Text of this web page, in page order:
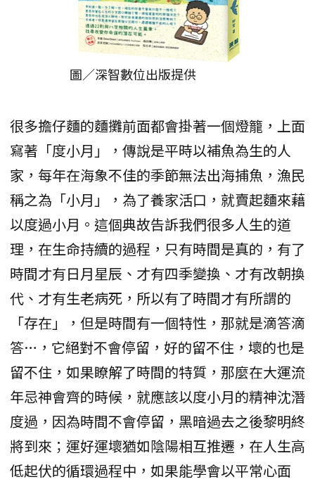
圖／深智數位出版提供
很多擔仔麵的麵攤前面都會掛著一個燈籠，上面
寫著「度小月」，傳說是平時以補魚為生的人
家，每年在海象不佳的季節無法出海捕魚，漁民
稱之為「小月」，為了養家活口，就賣起麵來藉
以度過小月。這個典故告訴我們很多人生的道
理，在生命持續的過程，只有時間是真的，有了
時間才有日月星辰、才有四季變換、才有改朝換
代、才有生老病死，所以有了時間才有所謂的
「存在」，但是時間有一個特性，那就是滴答滴
答…，它絕對不會停留，好的留不住，壞的也是
留不住，如果瞭解了時間的特質，那麼在大運流
年忌神會齊的時候，就應該以度小月的精神沈潛
度過，因為時間不會停留，黑暗過去之後黎明終
將到來；運好運壞猶如陰陽相互推遷，在人生高
低起伏的循環過程中，如果能學會以平常心面